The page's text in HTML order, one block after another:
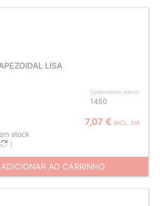
LISA
Comprimento interior
1450
7,07 € INCL. IVA
stock
)
ADICIONAR AO CARRINHO